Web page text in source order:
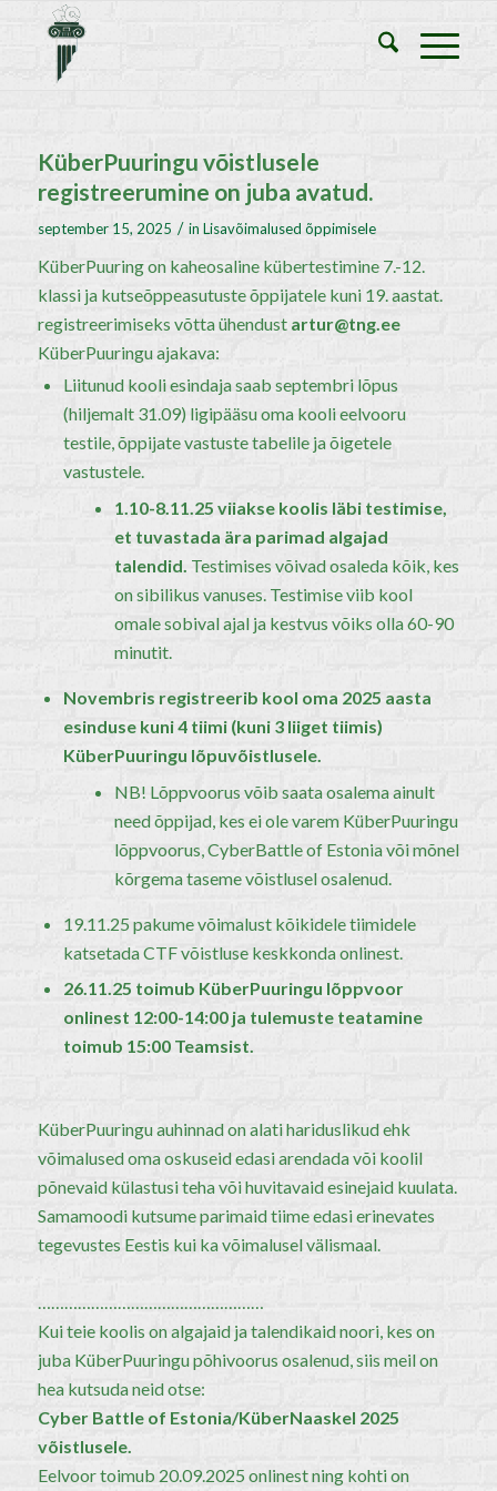
KüberPuuringu võistlusele
registreerumine on juba avatud.
september 15, 2025 / in Lisavõimalused õppimisele
KüberPuuring on kaheosaline kübertestimine 7.-12.
klassi ja kutseõppeasutuste õppijatele kuni 19. aastat.
registreerimiseks võtta ühendust artur@tng.ee
KüberPuuringu ajakava:
Liitunud kooli esindaja saab septembri lõpus
(hiljemalt 31.09) ligipääsu oma kooli eelvooru
testile, õppijate vastuste tabelile ja õigetele
vastustele.
1.10-8.11.25 viiakse koolis läbi testimise,
et tuvastada ära parimad algajad
talendid. Testimises võivad osaleda kõik, kes
on sibilikus vanuses. Testimise viib kool
omale sobival ajal ja kestvus võiks olla 60-90
minutit.
Novembris registreerib kool oma 2025 aasta
esinduse kuni 4 tiimi (kuni 3 liiget tiimis)
KüberPuuringu lõpuvõistlusele.
NB! Lõppvoorus võib saata osalema ainult
need õppijad, kes ei ole varem KüberPuuringu
lõppvoorus, CyberBattle of Estonia või mõnel
kõrgema taseme võistlusel osalenud.
19.11.25 pakume võimalust kõikidele tiimidele
katsetada CTF võistluse keskkonda onlinest.
26.11.25 toimub KüberPuuringu lõppvoor
onlinest 12:00-14:00 ja tulemuste teatamine
toimub 15:00 Teamsist.
KüberPuuringu auhinnad on alati hariduslikud ehk
võimalused oma oskuseid edasi arendada või koolil
põnevaid külastusi teha või huvitavaid esinejaid kuulata.
Samamoodi kutsume parimaid tiime edasi erinevates
tegevustes Eestis kui ka võimalusel välismaal.
……………………………………………
Kui teie koolis on algajaid ja talendikaid noori, kes on
juba KüberPuuringu põhivoorus osalenud, siis meil on
hea kutsuda neid otse:
Cyber Battle of Estonia/KüberNaaskel 2025
võistlusele.
Eelvoor toimub 20.09.2025 onlinest ning kohti on